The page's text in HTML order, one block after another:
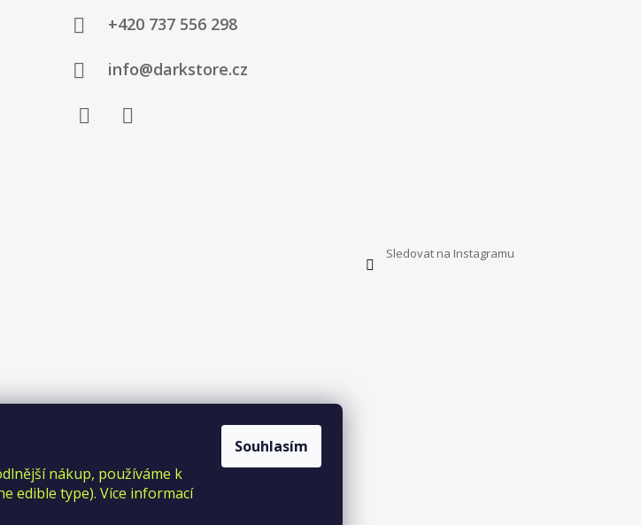
nákup, používáme k
edible type). Více informací
Souhlasím
+420 737 556 298
info@darkstore.cz
Sledovat na Instagramu